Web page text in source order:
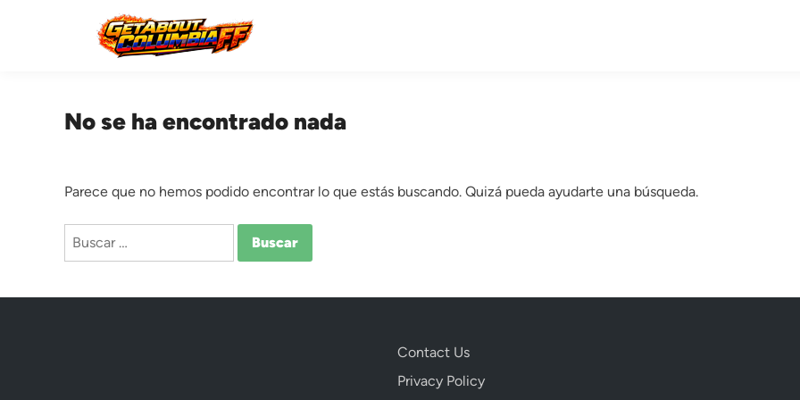
No se ha encontrado nada
Parece que no hemos podido encontrar lo que estás buscando. Quizá pueda ayudarte una búsqueda.
Buscar:
Contact Us
Privacy Policy